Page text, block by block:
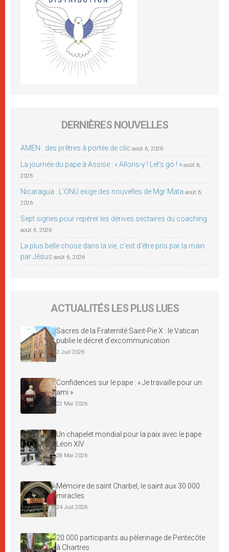
DERNIÈRES NOUVELLES
AMEN : des prêtres à portée de clic août 6, 2026
La journée du pape à Assise : « Allons-y ! Let’s go ! » août 6,
2026
Nicaragua : L’ONU exige des nouvelles de Mgr Mata août 6,
2026
Sept signes pour repérer les dérives sectaires du coaching
août 6, 2026
La plus belle chose dans la vie, c’est d’être pris par la main
par Jésus août 6, 2026
ACTUALITÉS LES PLUS LUES
Sacres de la Fraternité Saint-Pie X : le Vatican
publie le décret d’excommunication
2 Juil 2026
Confidences sur le pape : « Je travaille pour un
ami »
22 Mai 2026
Un chapelet mondial pour la paix avec le pape
Léon XIV
28 Mai 2026
Mémoire de saint Charbel, le saint aux 30 000
miracles
24 Juil 2026
20 000 participants au pèlerinage de Pentecôte
à Chartres